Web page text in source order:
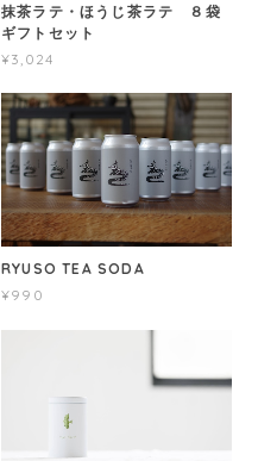
抹茶ラテ・ほうじ茶ラテ ８袋
ギフトセット
¥3,024
RYUSO TEA SODA
¥990